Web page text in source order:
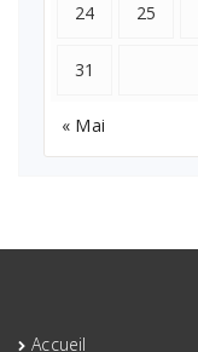
24 25
31
« Mai
Accueil